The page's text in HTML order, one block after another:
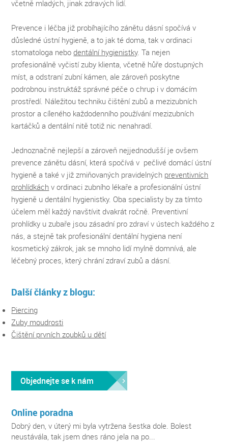
včetně mladých, jinak zdravých lidí.
Prevence i léčba již probíhajícího zánětu dásní spočívá v
důsledné ústní hygieně, a to jak té doma, tak v ordinaci
stomatologa nebodentální hygienistky. Ta nejen
profesionálně vyčistí zuby klienta, včetně hůře dostupných
míst, a odstraní zubní kámen, ale zároveň poskytne
podrobnou instruktáž správné péče o chrup i v domácím
prostředí. Náležitou techniku čištění zubů a mezizubních
prostor a cíleného každodenního používání mezizubních
kartáčků a dentální nitě totiž nic nenahradí.
Jednoznačně nejlepší a zároveň nejjednodušší je ovšem
prevence zánětu dásní, která spočívá v pečlivé domácí ústní
hygieně a také v již zmiňovaných pravidelných preventivních
prohlídkách v ordinaci zubního lékaře a profesionální ústní
hygieně u dentální hygienistky. Oba specialisty by za tímto
účelem měl každý navštívit dvakrát ročně. Preventivní
prohlídky u zubaře jsou zásadní pro zdraví v ústech každého z
nás, a stejně tak profesionální dentální hygiena není
kosmetický zákrok, jak se mnoho lidí mylně domnívá, ale
léčebný proces, který chrání zdraví zubů a dásní.
Další články z blogu:
Piercing
Zuby moudrosti
Čištění prvních zoubků u dětí
Objednejte se k nám
Online poradna
Dobrý den, v úterý mi byla vytržena šestka dole. Bolest
neustávála, tak jsem dnes ráno jela na po...